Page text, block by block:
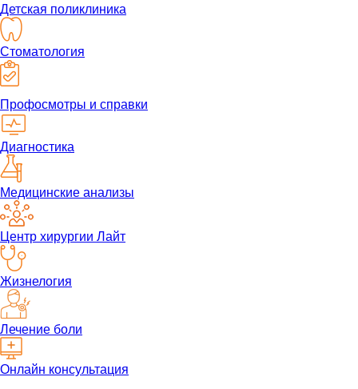
Детская поликлиника
Стоматология
Профосмотры и справки
Диагностика
Медицинские анализы
Центр хирургии Лайт
Жизнелогия
Лечение боли
Онлайн консультация